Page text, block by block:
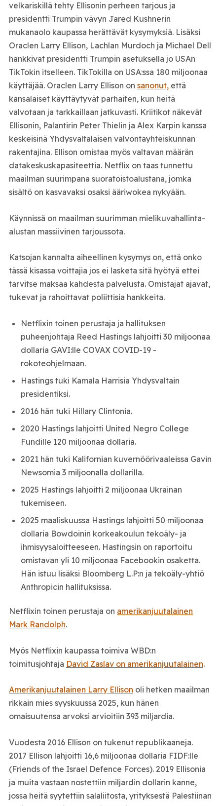
velkariskillä tehty Ellisonin perheen tarjous ja
presidentti Trumpin vävyn Jared Kushnerin
mukanaolo kaupassa herättävät kysymyksiä. Lisäksi
Oraclen Larry Ellison, Lachlan Murdoch ja Michael Dell
hankkivat presidentti Trumpin asetuksella jo USAn
TikTokin itselleen. TikTokilla on USA:ssa 180 miljoonaa
käyttäjää. Oraclen Larry Ellison on sanonut,että
kansalaiset käyttäytyvät parhaiten, kun heitä
valvotaan ja tarkkaillaan jatkuvasti. Kriitikot näkevät
Ellisonin, Palantirin Peter Thielin ja Alex Karpin kanssa
keskeisinä Yhdysvaltalaisen valvontayhteiskunnan
rakentajina. Ellison omistaa myös valtavan määrän
datakeskuskapasiteettia. Netflix on taas tunnettu
maailman suurimpana suoratoistoalustana, jomka
sisältö on kasvavaksi osaksi ääriwokea nykyään.
Käynnissä on maailman suurimman mielikuvahallinta-
alustan massiivinen tarjoussota.
Katsojan kannalta aiheellinen kysymys on, että onko
tässä kisassa voittajia jos ei lasketa sitä hyötyä ettei
tarvitse maksaa kahdesta palvelusta. Omistajat ajavat,
tukevat ja rahoittavat poliittisia hankkeita.
Netflixin toinen perustaja ja hallituksen
puheenjohtaja Reed Hastings lahjoitti 30 miljoonaa
dollaria GAVI:lle COVAX COVID-19 -
rokoteohjelmaan.
Hastings tuki Kamala Harrisia Yhdysvaltain
presidentiksi.
2016 hän tuki Hillary Clintonia.
2020 Hastings lahjoitti United Negro College
Fundille 120 miljoonaa dollaria.
2021 hän tuki Kalifornian kuvernöörivaaleissa Gavin
Newsomia 3 miljoonalla dollarilla.
2025 Hastings lahjoitti 2 miljoonaa Ukrainan
tukemiseen.
2025 maaliskuussa Hastings lahjoitti 50 miljoonaa
dollaria Bowdoinin korkeakoulun tekoäly- ja
ihmisyysaloitteeseen. Hastingsin on raportoitu
omistavan yli 10 miljoonaa Facebookin osaketta.
Hän istuu lisäksi Bloomberg L.P:n ja tekoäly-yhtiö
Anthropicin hallituksissa.
Netflixin toinen perustaja on amerikanjuutalainen
Mark Randolph.
Myös Netflixin kaupassa toimiva WBD:n
toimitusjohtaja David Zaslav on amerikanjuutalainen.
Amerikanjuutalainen Larry Ellison oli hetken maailman
rikkain mies syyskuussa 2025, kun hänen
omaisuutensa arvoksi arvioitiin 393 miljardia.
Vuodesta 2016 Ellison on tukenut republikaaneja.
2017 Ellison lahjoitti 16,6 miljoonaa dollaria FIDF:lle
(Friends of the Israel Defence Forces). 2019 Ellisonia
ja muita vastaan nostettiin miljardin dollarin kanne,
jossa heitä syytettiin salaliitosta, yrityksestä Palestiinan